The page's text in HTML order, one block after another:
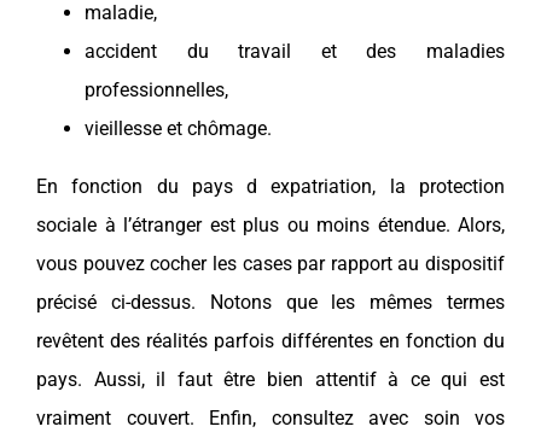
maladie,
accident du travail et des maladies
professionnelles,
vieillesse et chômage.
En fonction du paysdexpatriation, la protection
sociale à l’étranger est plus ou moins étendue. Alors,
vous pouvez cocher les cases par rapport au dispositif
précisé ci-dessus. Notons que les mêmes termes
revêtent des réalités parfois différentes en fonction du
pays. Aussi, il faut être bien attentif à ce qui est
vraiment couvert. Enfin, consultez avec soin vos